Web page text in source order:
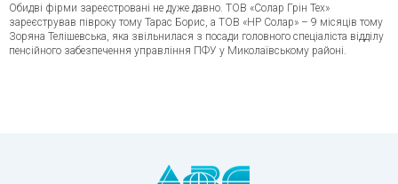
Обидві фірми зареєстровані не дуже давно. ТОВ «Солар Грін Тех»
зареєстрував півроку тому Тарас Борис, а ТОВ «НР Солар» – 9 місяців тому
Зоряна Телішевська, яка звільнилася з посади головного спеціаліста відділу
пенсійного забезпечення управління ПФУ у Миколаївському районі.